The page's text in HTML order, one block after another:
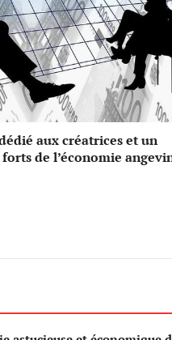
aux créatrices et un
de l’économie